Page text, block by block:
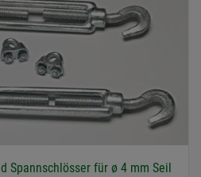
Spannschlösser für ø 4 mm Seil